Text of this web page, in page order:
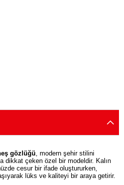
gözlüğü, modern şehir stilini
dikkat çeken özel bir modeldir. Kalın
cesur bir ifade oluştururken,
lüks ve kaliteyi bir araya getirir.